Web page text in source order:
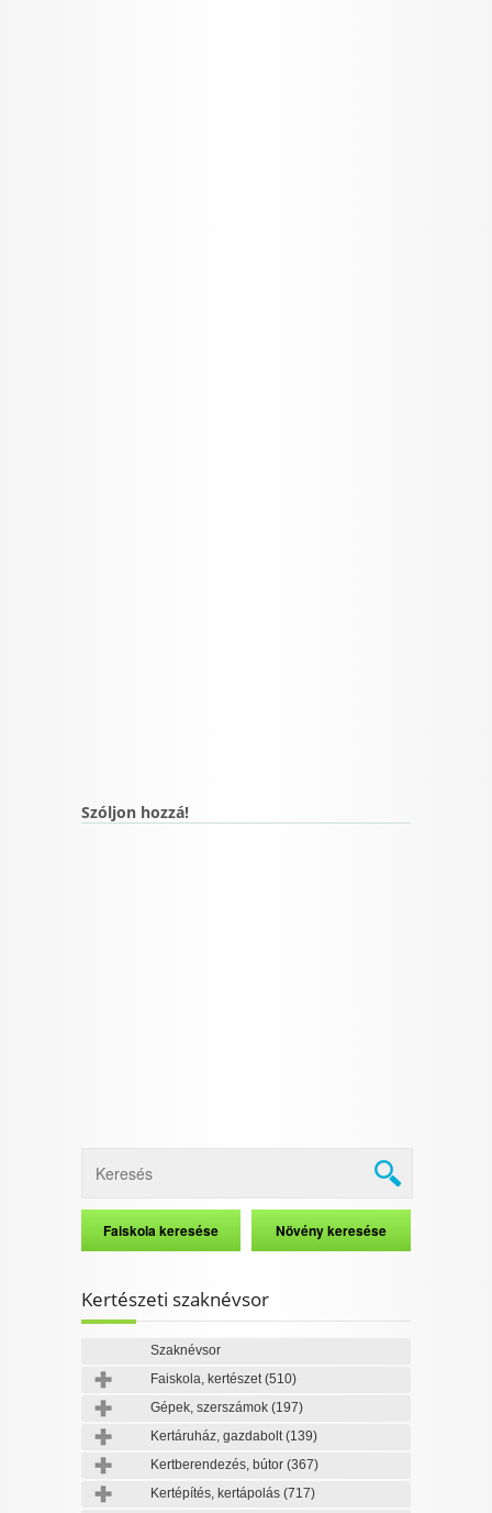
Szóljon hozzá!
Kertészeti szaknévsor
Szaknévsor
Faiskola, kertészet(510)
Gépek, szerszámok (197)
Kertáruház, gazdabolt(139)
Kertberendezés, bútor (367)
Kertépítés, kertápolás (717)